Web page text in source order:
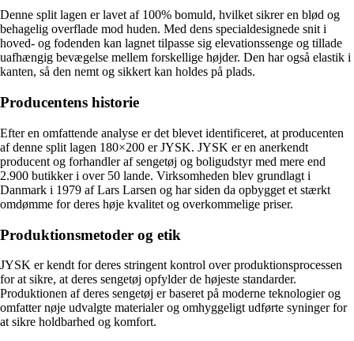
Denne split lagen er lavet af 100% bomuld, hvilket sikrer en blød og
behagelig overflade mod huden. Med dens specialdesignede snit i
hoved- og fodenden kan lagnet tilpasse sig elevationssenge og tillade
uafhængig bevægelse mellem forskellige højder. Den har også elastik i
kanten, så den nemt og sikkert kan holdes på plads.
Producentens historie
Efter en omfattende analyse er det blevet identificeret, at producenten
af denne split lagen 180×200 er JYSK. JYSK er en anerkendt
producent og forhandler af sengetøj og boligudstyr med mere end
2.900 butikker i over 50 lande. Virksomheden blev grundlagt i
Danmark i 1979 af Lars Larsen og har siden da opbygget et stærkt
omdømme for deres høje kvalitet og overkommelige priser.
Produktionsmetoder og etik
JYSK er kendt for deres stringent kontrol over produktionsprocessen
for at sikre, at deres sengetøj opfylder de højeste standarder.
Produktionen af deres sengetøj er baseret på moderne teknologier og
omfatter nøje udvalgte materialer og omhyggeligt udførte syninger for
at sikre holdbarhed og komfort.